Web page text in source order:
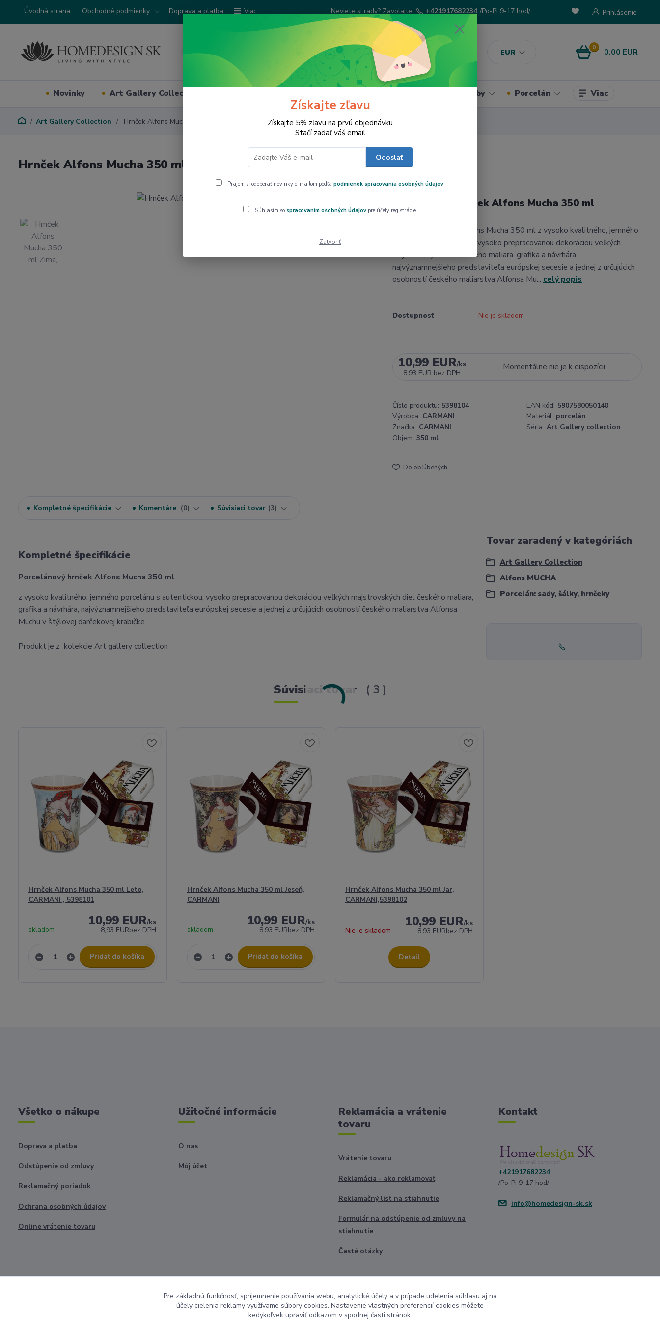
Úvodná strana Obchodné podmienky Doprava a platba Viac
EUR
Prihlásenie
Neviete si rady? Zavolajte. +421917682234 /Po-Pi 9-17 hod/
0 0,00 EUR
Novinky Art Gallery Collection Kuchynske potreby Porcelán Viac
Art Gallery Collection Hrnček Alfons Mucha 350 ml Zima, CARMANI
Hrnček Alfons Mucha 350 ml Zima, CARMANI
Porcelánový hrnček Alfons Mucha 350 ml
Porcelánový hrnček Alfons Mucha 350 ml z vysoko kvalitného, jemného
porcelánu s autentickou, vysoko prepracovanou dekoráciou veľkých
majstrovských diel českého maliara, grafika a návrhára,
najvýznamnejšieho predstaviteľa európskej secesie a jednej z určujúcich
osobností českého maliarstva Alfonsa Mu... celý popis
Dostupnosť Nie je skladom
10,99 EUR/ks
8,93 EUR bez DPH
Momentálne nie je k dispozícii
Číslo produktu: 5398104 EAN kód: 5907580050140
Výrobca: CARMANI Materiál: porcelán
Značka: CARMANI Séria: Art Gallery collection
Objem: 350 ml
Do obľúbených
Kompletné špecifikácie Komentáre 0 Súvisiaci tovar 3
Kompletné špecifikácie
Porcelánový hrnček Alfons Mucha 350 ml
z vysoko kvalitného, jemného porcelánu s autentickou, vysoko prepracovanou dekoráciou veľkých majstrovských diel českého maliara,
grafika a návrhára, najvýznamnejšieho predstaviteľa európskej secesie a jednej z určujúcich osobností českého maliarstva Alfonsa
Muchu v štýlovej darčekovej krabičke.
Produkt je z kolekcie Art gallery collection
Tovar zaradený v kategóriách
Art Gallery Collection
Alfons MUCHA
Porcelán: sady, šálky, hrnčeky
Súvisiaci tovar 3
Hrnček Alfons Mucha 350 ml Leto,
CARMANI , 5398101
10,99 EUR/ks
8,93 EURbez DPH
skladom
Pridať do košíka
Hrnček Alfons Mucha 350 ml Jeseň,
CARMANI
10,99 EUR/ks
8,93 EURbez DPH
skladom
Pridať do košíka
Hrnček Alfons Mucha 350 ml Jar,
CARMANI,5398102
10,99 EUR/ks
8,93 EURbez DPH
Nie je skladom
Detail
Všetko o nákupe
Doprava a platba
Odstúpenie od zmluvy
Reklamačný poriadok
Ochrana osobných údajov
Online vrátenie tovaru
Užitočné informácie
O nás
Môj účet
Reklamácia a vrátenie
tovaru
Vrátenie tovaru
Reklamácia - ako reklamovať
Reklamačný list na stiahnutie
Formulár na odstúpenie od zmluvy na
stiahnutie
Časté otázky
Kontakt
+421917682234
/Po-Pi 9-17 hod/
info@homedesign-sk.sk
Získajte zľavu
Získajte 5% zľavu na prvú objednávku
Stačí zadať váš email
Odoslať
Prajem si odoberať novinky e-mailom podľa podmienok spracovania osobných údajov.
Súhlasím so spracovaním osobných údajovpre účely registrácie.
Zatvoriť
Pre základnú funkčnosť, spríjemnenie používania webu, analytické účely a v prípade udelenia súhlasu aj na
účely cielenia reklamy využívame súbory cookies. Nastavenie vlastných preferencií cookies môžete
kedykoľvek upraviť odkazom v spodnej časti stránok.